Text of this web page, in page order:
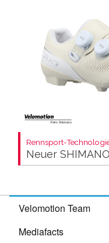
Rennsport-
Neuer
Velomotion Team
Mediafacts